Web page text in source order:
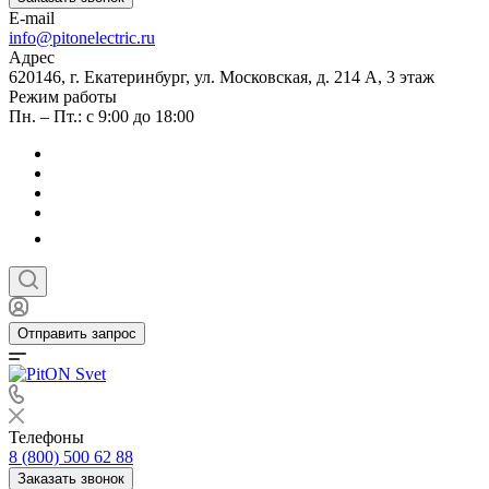
E-mail
info@pitonelectric.ru
Адрес
620146, г. Екатеринбург, ул. Московская, д. 214 А, 3 этаж
Режим работы
Пн. – Пт.: с 9:00 до 18:00
Отправить запрос
Телефоны
8 (800) 500 62 88
Заказать звонок